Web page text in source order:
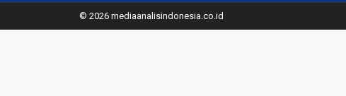
© 2026 mediaanalisindonesia.co.id